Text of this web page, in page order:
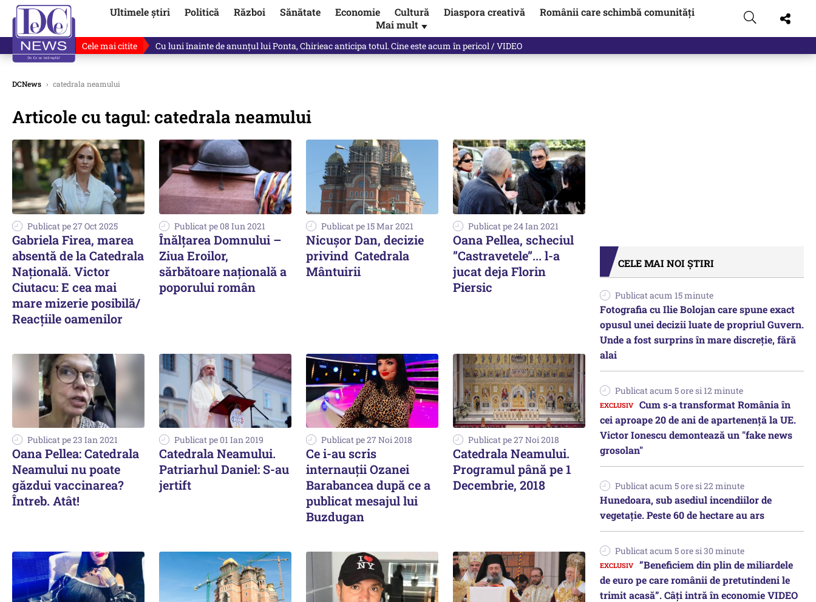
Ultimele știri Politică Război Sănătate Economie Cultură Diaspora creativă
Românii care schimbă comunități
Mai mult ▼
Cele mai citite Cu luni înainte de anunțul lui Ponta, Chirieac anticipa totul. Cine este acum în pericol / VIDEO
DCNews › catedrala neamului
Articole cu tagul: catedrala neamului
Publicat pe 27 Oct 2025
Gabriela Firea, marea
absentă de la Catedrala
Națională. Victor
Ciutacu: E cea mai
mare mizerie posibilă/
Reacțiile oamenilor
Publicat pe 08 Iun 2021
Înălţarea Domnului –
Ziua Eroilor,
sărbătoare națională a
poporului român
Publicat pe 15 Mar 2021
Nicușor Dan, decizie
privind Catedrala
Mântuirii
Publicat pe 24 Ian 2021
Oana Pellea, scheciul
”Castravetele”... l-a
jucat deja Florin
Piersic
Publicat pe 23 Ian 2021
Oana Pellea: Catedrala
Neamului nu poate
găzdui vaccinarea?
Întreb. Atât!
Publicat pe 01 Ian 2019
Catedrala Neamului.
Patriarhul Daniel: S-au
jertift
Publicat pe 27 Noi 2018
Ce i-au scris
internauții Ozanei
Barabancea după ce a
publicat mesajul lui
Buzdugan
Publicat pe 27 Noi 2018
Catedrala Neamului.
Programul până pe 1
Decembrie, 2018
CELE MAI NOI ȘTIRI
Publicat acum 15 minute
Fotografia cu Ilie Bolojan care spune exact
opusul unei decizii luate de propriul Guvern.
Unde a fost surprins în mare discreție, fără
alai
Publicat acum 5 ore si 12 minute
Cum s-a transformat România în
cei aproape 20 de ani de apartenență la UE.
Victor Ionescu demontează un "fake news
grosolan"
Publicat acum 5 ore si 22 minute
Hunedoara, sub asediul incendiilor de
vegetație. Peste 60 de hectare au ars
Publicat acum 5 ore si 30 minute
”Beneficiem din plin de miliardele
de euro pe care românii de pretutindeni le
trimit acasă”. Câți intră în economie VIDEO